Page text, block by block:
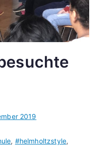
2019
, #helmholtzstyle,